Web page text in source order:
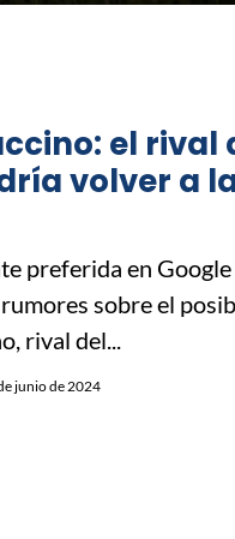
el rival
volver a
preferida en
sobre el
rival del...
junio de 2024